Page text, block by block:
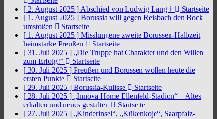
[ 2. August 2025 ] Abschied von Ludwig Lang †
Startseite
[ 1. August 2025 ] Borussia will gegen Reisbach den Bock
umstoßen
Startseite
[ 1. August 2025 ] Misslungene zweite Borussen-Halbzeit,
heimstarke Preußen
Startseite
[ 31. Juli 2025 ] „Die Truppe hat Charakter und den Willen
zum Erfolg!“
Startseite
[ 30. Juli 2025 ] Preußen und Borussen wollen heute die
ersten Punkte
Startseite
[ 29. Juli 2025 ] Borussia-Kulisse
Startseite
[ 28. Juli 2025 ] „Innova Home Ellenfeld-Stadion“ – Altes
erhalten und neues gestalten
Startseite
[ 27. Juli 2025 ] „Kinderinsel“, „Kükenkoje“, Saarpfalz-